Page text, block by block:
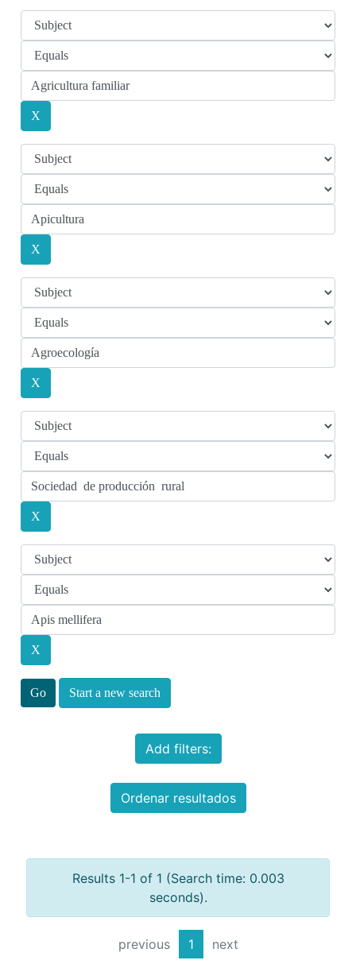
Start a new search
Add filters:
Ordenar resultados
Results 1-1 of 1 (Search time: 0.003
seconds).
previous 1 next